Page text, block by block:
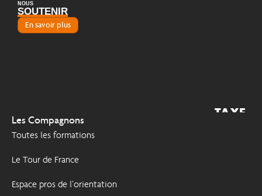
Les Compagnons
Toutes les formations
Le Tour de France
Espace pros de l’orientation
NOUS
SOUTENIR
En savoir plus
TAXE